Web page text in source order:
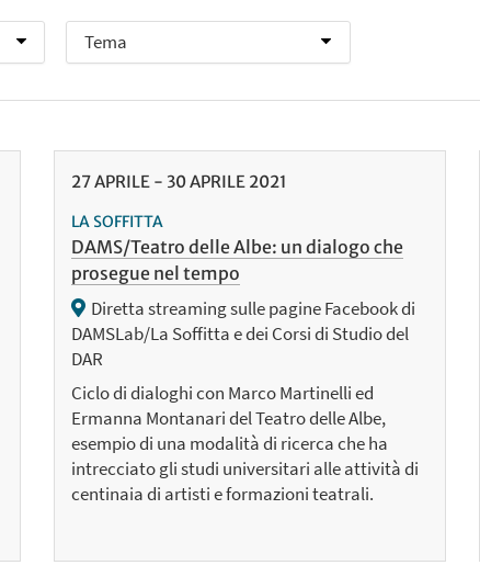
27APRILE- 30APRILE 2021
LA SOFFITTA
DAMS/Teatro delle Albe: un dialogo che
prosegue nel tempo
Diretta streaming sulle pagine Facebook di
DAMSLab/La Soffitta e dei Corsi di Studio del
DAR
Ciclo di dialoghi con Marco Martinelli ed
Ermanna Montanari del Teatro delle Albe,
esempio di una modalità di ricerca che ha
intrecciato gli studi universitari alle attività di
centinaia di artisti e formazioni teatrali.